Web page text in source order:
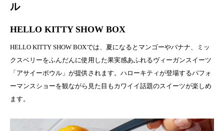
ル
HELLO KITTY SHOW BOX
HELLO KITTY SHOW BOXでは、夏になるとマンゴーやバナナ、ミッ
クスベリーをふんだんに使用した果実感あふれるヴィーガンスイーツ
「アサイーボウル」が提供されます。ハローキティが登場するパフォ
ーマンスショーを観ながら見た目もカワイイ話題のスイーツが楽しめ
ます。